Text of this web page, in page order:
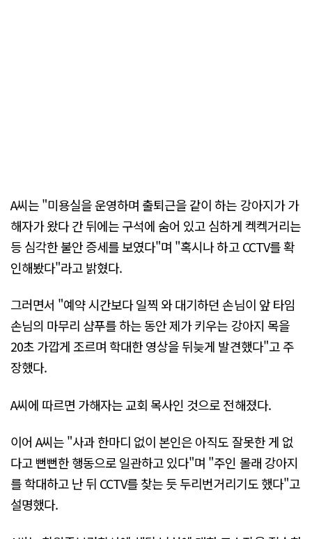
A씨는 "미용실을 운영하며 출퇴근을 같이 하는 강아지가 가
해자가 왔다 간 뒤에는 구석에 숨어 있고 심하게 켁켁거리는
등 심각한 불안 증세를 보였다"며 "혹시나 하고 CCTV를 확
인해봤다"라고 밝혔다.
그러면서 "예약 시간보다 일찍 와 대기하던 손님이 앞 타임
손님의 마무리 샴푸를 하는 동안 제가 키우는 강아지 목을
20초 가깝게 조르며 학대한 영상을 뒤늦게 발견했다"고 주
장했다.
A씨에 따르면 가해자는 교회 목사인 것으로 전해졌다.
이어 A씨는 "사과 한마디 없이 본인은 아직도 잘못한 게 없
다고 뻔뻔한 행동으로 일관하고 있다"며 "주인 몰래 강아지
를 학대하고 난 뒤 CCTV를 찾는 듯 두리번거리기도 했다"고
설명했다.